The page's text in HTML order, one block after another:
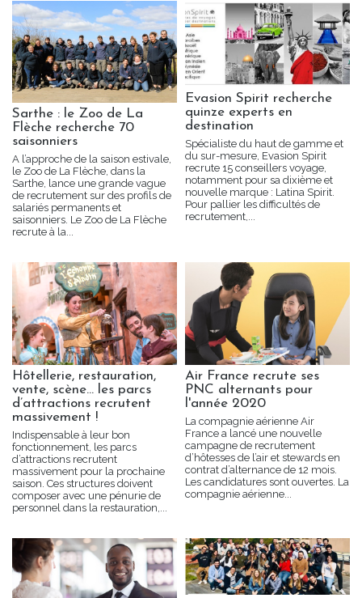
Sarthe : le Zoo de La
Flèche recherche 70
saisonniers
A l’approche de la saison estivale,
le Zoo de La Flèche, dans la
Sarthe, lance une grande vague
de recrutement sur des profils de
salariés permanents et
saisonniers. Le Zoo de La Flèche
recrute à la...
Evasion Spirit recherche
quinze experts en
destination
Spécialiste du haut de gamme et
du sur-mesure, Evasion Spirit
recrute 15 conseillers voyage,
notamment pour sa dixième et
nouvelle marque : Latina Spirit.
Pour pallier les difficultés de
recrutement,...
Hôtellerie, restauration,
vente, scène… les parcs
d’attractions recrutent
massivement !
Indispensable à leur bon
fonctionnement, les parcs
d’attractions recrutent
massivement pour la prochaine
saison. Ces structures doivent
composer avec une pénurie de
personnel dans la restauration,...
Air France recrute ses
PNC alternants pour
l'année 2020
La compagnie aérienne Air
France a lancé une nouvelle
campagne de recrutement
d’hôtesses de l’air et stewards en
contrat d’alternance de 12 mois.
Les candidatures sont ouvertes. La
compagnie aérienne...